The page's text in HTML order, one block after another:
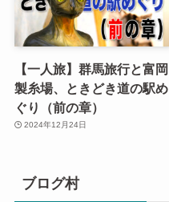
【一人旅】群馬旅行と富岡
製糸場、ときどき道の駅め
ぐり（前の章）
2024年12月24日
ブログ村